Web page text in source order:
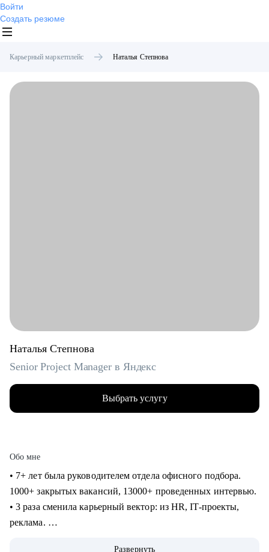
Войти
Создать резюме
Карьерный маркетплейс Наталья Степнова
Наталья Степнова
Senior Project Manager в Яндекс
Выбрать услугу
Обо мне
• 7+ лет была руководителем отдела офисного подбора.
1000+ закрытых вакансий, 13000+ проведенных интервью.
• 3 раза сменила карьерный вектор: из HR, IT-проекты,
реклама.
Развернуть